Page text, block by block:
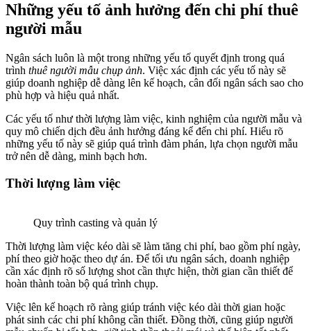
Những yếu tố ảnh hưởng đến chi phí thuê
người mẫu
Ngân sách luôn là một trong những yếu tố quyết định trong quá
trình thuê người mẫu chụp ảnh. Việc xác định các yếu tố này sẽ
giúp doanh nghiệp dễ dàng lên kế hoạch, cân đối ngân sách sao cho
phù hợp và hiệu quả nhất.
Các yếu tố như thời lượng làm việc, kinh nghiệm của người mẫu và
quy mô chiến dịch đều ảnh hưởng đáng kể đến chi phí. Hiểu rõ
những yếu tố này sẽ giúp quá trình đàm phán, lựa chọn người mẫu
trở nên dễ dàng, minh bạch hơn.
Thời lượng làm việc
Quy trình casting và quản lý
Thời lượng làm việc kéo dài sẽ làm tăng chi phí, bao gồm phí ngày,
phí theo giờ hoặc theo dự án. Để tối ưu ngân sách, doanh nghiệp
cần xác định rõ số lượng shot cần thực hiện, thời gian cần thiết để
hoàn thành toàn bộ quá trình chụp.
Việc lên kế hoạch rõ ràng giúp tránh việc kéo dài thời gian hoặc
phát sinh các chi phí không cần thiết. Đồng thời, cũng giúp người